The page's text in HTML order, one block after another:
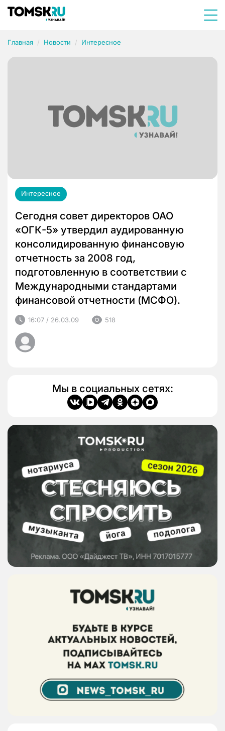
Главная Новости Интересное
Интересное
Сегодня совет директоров ОАО
«ОГК-5» утвердил аудированную
консолидированную финансовую
отчетность за 2008 год,
подготовленную в соответствии с
Международными стандартами
финансовой отчетности (МСФО).
16:07 / 26.03.09 518
Мы в социальных сетях: